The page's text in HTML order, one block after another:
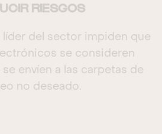
RIESGOS
líder del sector impiden que
se consideren
envíen a las carpetas de
no deseado.